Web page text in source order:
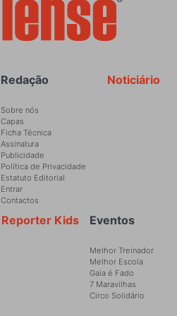
Noticiário
Redação
Sobre nós
Capas
Ficha Técnica
Assinatura
Publicidade
Política de Privacidade
Estatuto Editorial
Entrar
Contactos
Eventos
Melhor Treinador
Melhor Escola
Gaia é Fado
7 Maravilhas
Circo Solidário
Reporter Kids